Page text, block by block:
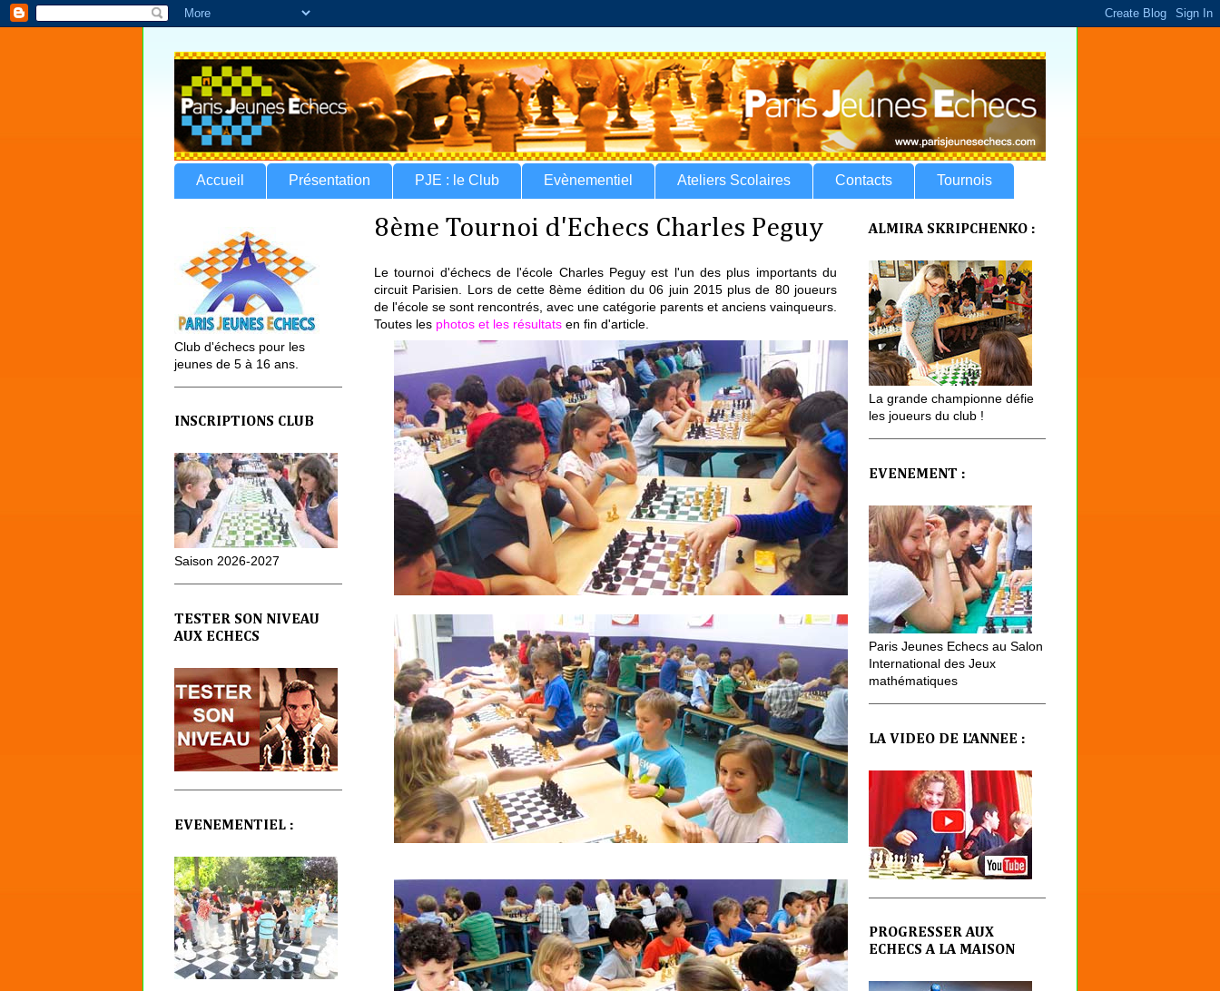
Accueil Présentation PJE : le Club Evènementiel Ateliers Scolaires Contacts Tournois
8ème Tournoi d'Echecs Charles Peguy
Le tournoi d'échecs de l'école Charles Peguy est l'un des plus importants du
circuit Parisien. Lors de cette 8ème édition du 06 juin 2015 plus de 80 joueurs
de l'école se sont rencontrés, avec une catégorie parents et anciens vainqueurs.
Toutes les photos et les résultats en fin d'article.
Club d'échecs pour les
jeunes de 5 à 16 ans.
INSCRIPTIONS CLUB
Saison 2026-2027
TESTER SON NIVEAU
AUX ECHECS
EVENEMENTIEL :
ALMIRA SKRIPCHENKO :
La grande championne défie
les joueurs du club !
EVENEMENT :
Paris Jeunes Echecs au Salon
International des Jeux
mathématiques
LA VIDEO DE L'ANNEE :
PROGRESSER AUX
ECHECS A LA MAISON